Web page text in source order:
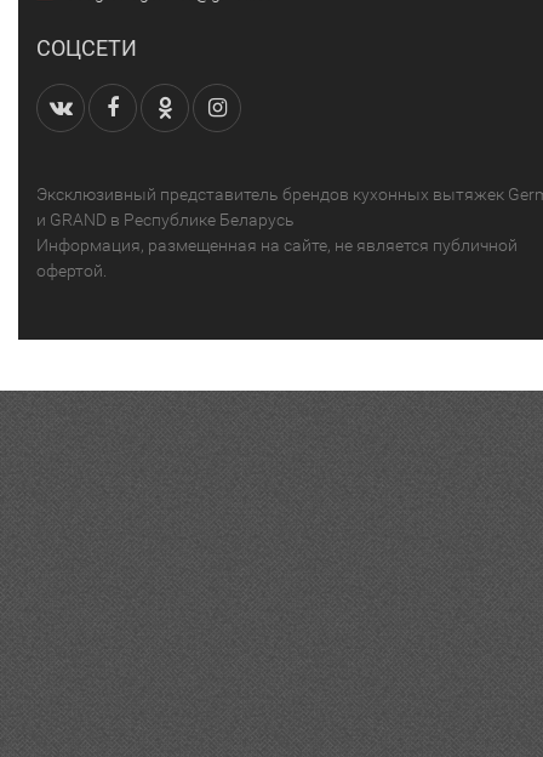
СОЦСЕТИ
Эксклюзивный представитель брендов кухонных вытяжек
и GRAND в Республике Беларусь
Информация, размещенная на сайте, не является публичной
офертой.